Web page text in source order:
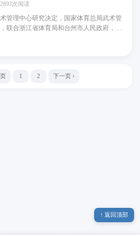
2893次阅读
管理中心研究决定，国家体育总局武术管
联合浙江省体育局和台州市人民政府，共
1 2 下一页 ›
↑ 返回顶部